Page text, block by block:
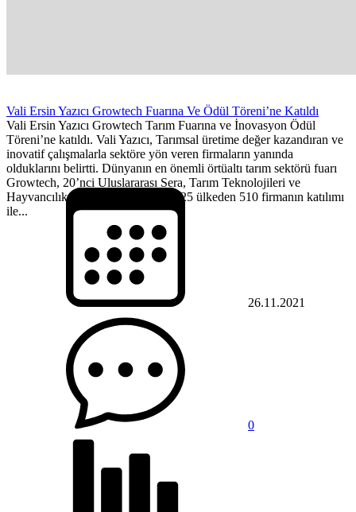
Vali Ersin Yazıcı Growtech Fuarına Ve Ödül Töreni’ne Katıldı
Vali Ersin Yazıcı Growtech Tarım Fuarına ve İnovasyon Ödül
Töreni’ne katıldı. Vali Yazıcı, Tarımsal üretime değer kazandıran ve
inovatif çalışmalarla sektöre yön veren firmaların yanında
olduklarını belirtti. Dünyanın en önemli örtüaltı tarım sektörü fuarı
Growtech, 20’nci Uluslararası Sera, Tarım Teknolojileri ve
Hayvancılık Ekipmanları Fuarı’na 25 ülkeden 510 firmanın katılımı
ile...
26.11.2021
0